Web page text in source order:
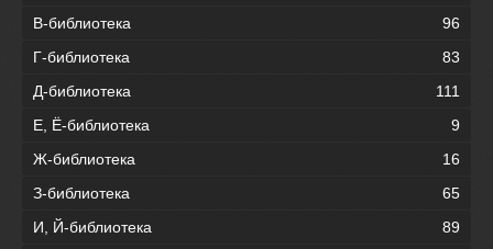
В-библиотека
96
Г-библиотека
83
Д-библиотека
111
Е, Ё-библиотека
9
Ж-библиотека
16
З-библиотека
65
И, Й-библиотека
89